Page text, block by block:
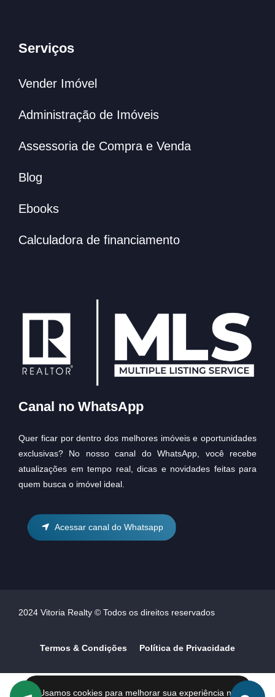
Serviços
Vender Imóvel
Administração de Imóveis
Assessoria de Compra e Venda
Blog
Ebooks
Calculadora de financiamento
Canal no WhatsApp
Quer ficar por dentro dos melhores imóveis e oportunidades
exclusivas? No nosso canal do WhatsApp, você recebe
atualizações em tempo real, dicas e novidades feitas para
quem busca o imóvel ideal.
Acessar canal do Whatsapp
2024 Vitoria Realty © Todos os direitos reservados
Termos & Condições Política de Privacidade
Usamos cookies para melhorar sua experiência no